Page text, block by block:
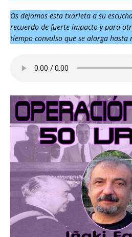
Os dejamos esta txarleta a su
recuerdo de fuerte impacto y para
tiempo convulso que se alarga hasta